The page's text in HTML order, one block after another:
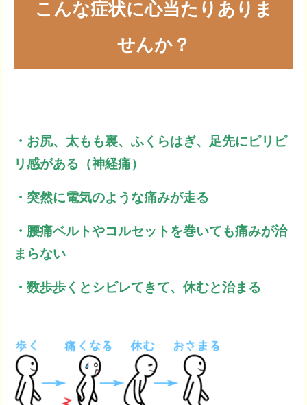
こんな症状に心当たりありま
せんか？
・お尻、太もも裏、ふくらはぎ、足先にピリピ
リ感がある（神経痛）
・突然に電気のような痛みが走る
・腰痛ベルトやコルセットを巻いても痛みが治
まらない
・数歩歩くとシビレてきて、休むと治まる